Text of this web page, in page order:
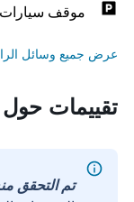
موقف سيارات
عرض جميع وسائل
تقييمات
تم التحقق منه